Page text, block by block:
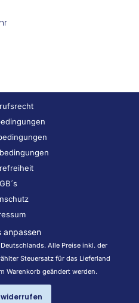
anpassen
Alle Preise inkl. der
Steuersatz für das Lieferland
Warenkorb geändert werden.